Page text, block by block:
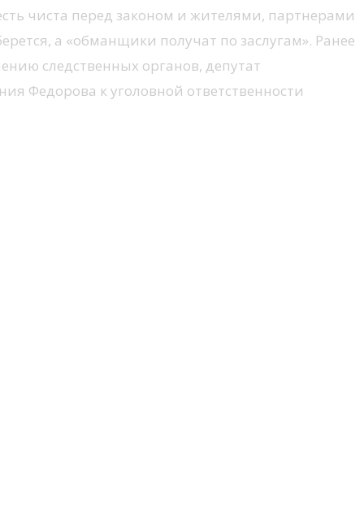
чиста перед законом и жителями, партнерами
а «обманщики получат по заслугам». Ранее
следственных органов, депутат
Федорова к уголовной ответственности